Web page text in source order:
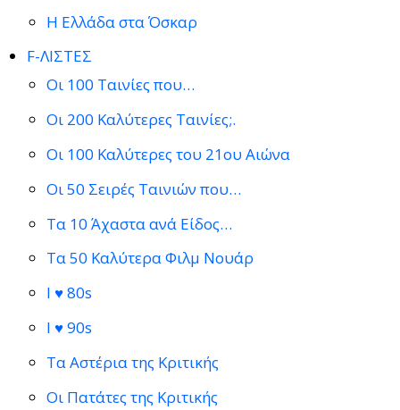
Η Ελλάδα στα Όσκαρ
F-ΛΙΣΤΕΣ
Οι 100 Ταινίες που…
Οι 200 Καλύτερες Ταινίες;.
Οι 100 Καλύτερες του 21ου Αιώνα
Οι 50 Σειρές Ταινιών που…
Τα 10 Άχαστα ανά Είδος…
Τα 50 Καλύτερα Φιλμ Νουάρ
I ♥ 80s
I ♥ 90s
Τα Αστέρια της Κριτικής
Οι Πατάτες της Κριτικής